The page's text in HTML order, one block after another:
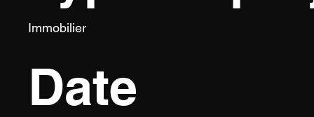
Immobilier
Date